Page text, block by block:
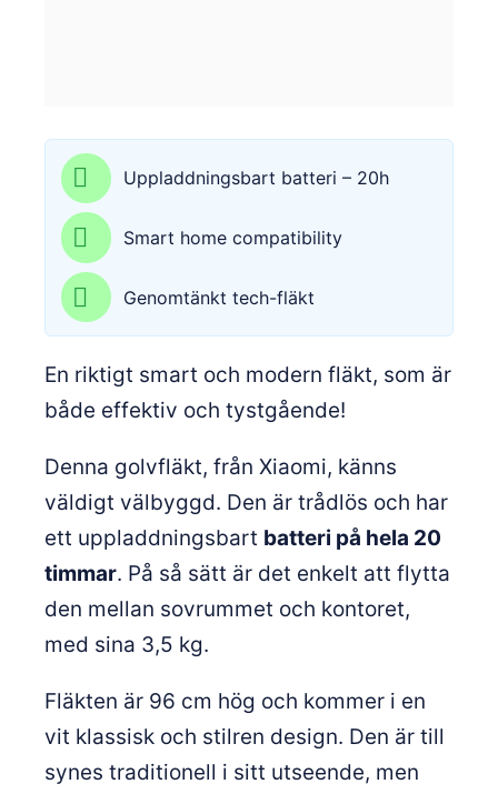
Uppladdningsbart batteri – 20h
Smart home compatibility
Genomtänkt tech-fläkt
En riktigt smart och modern fläkt, som är
både effektiv och tystgående!
Denna golvfläkt, från Xiaomi, känns
väldigt välbyggd. Den är trådlös och har
ett uppladdningsbart batteri på hela 20
timmar. På så sätt är det enkelt att flytta
den mellan sovrummet och kontoret,
med sina 3,5 kg.
Fläkten är 96 cm hög och kommer i en
vit klassisk och stilren design. Den är till
synes traditionell i sitt utseende, men